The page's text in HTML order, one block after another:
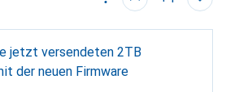
jetzt versendeten 2TB
der neuen Firmware